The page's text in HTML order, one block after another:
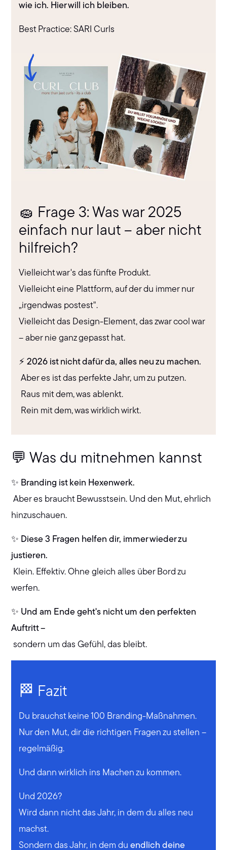
wie ich. Hier will ich bleiben.
Best Practice: SARI Curls
🧽 Frage 3: Was war 2025
einfach nur laut – aber nicht
hilfreich?
Vielleicht war's das fünfte Produkt.
Vielleicht eine Plattform, auf der du immer nur
„irgendwas postest".
Vielleicht das Design-Element, das zwar cool war
– aber nie ganz gepasst hat.
⚡️ 2026 ist nicht dafür da, alles neu zu machen.
Aber es ist das perfekte Jahr, um zu putzen.
Raus mit dem, was ablenkt.
Rein mit dem, was wirklich wirkt.
💬 Was du mitnehmen kannst
✨ Branding ist kein Hexenwerk.
Aber es braucht Bewusstsein. Und den Mut, ehrlich
hinzuschauen.
✨ Diese 3 Fragen helfen dir, immer wieder zu
justieren.
Klein. Effektiv. Ohne gleich alles über Bord zu
werfen.
✨ Und am Ende geht's nicht um den perfekten
Auftritt –
sondern um das Gefühl, das bleibt.
🏁 Fazit
Du brauchst keine 100 Branding-Maßnahmen.
Nur den Mut, dir die richtigen Fragen zu stellen –
regelmäßig.
Und dann wirklich ins Machen zu kommen.
Und 2026?
Wird dann nicht das Jahr, in dem du alles neu
machst.
Sondern das Jahr, in dem duendlich deine